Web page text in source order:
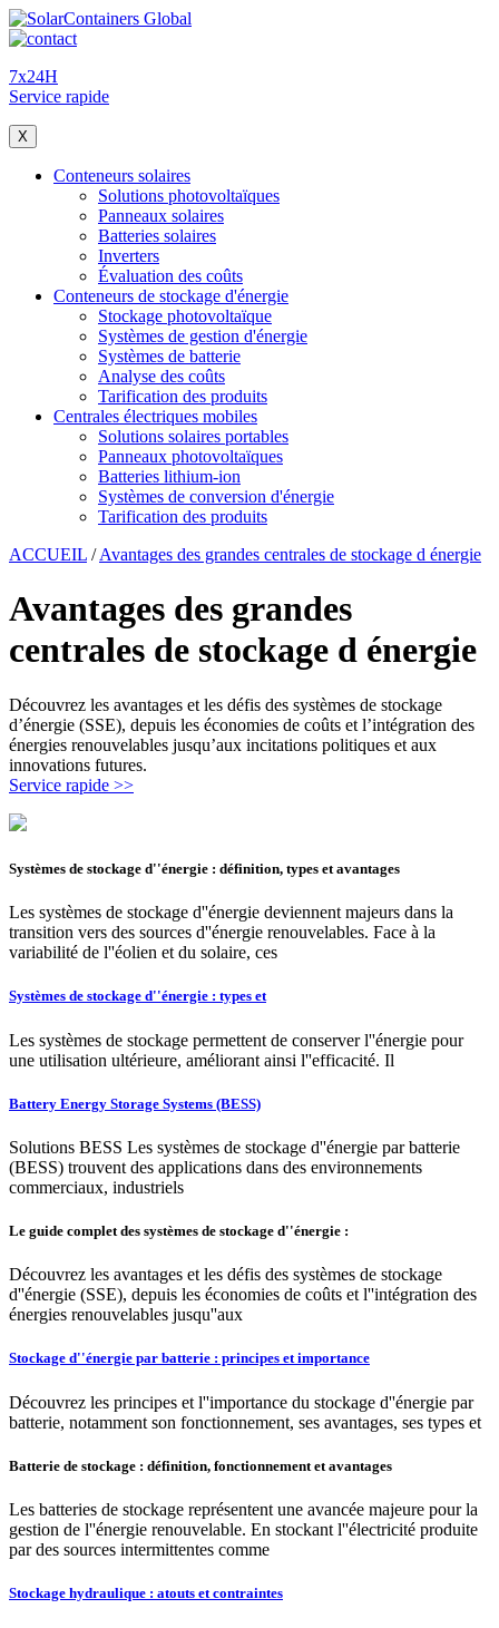
7x24H
Service rapide
X
Conteneurs solaires
Solutions photovoltaïques
Panneaux solaires
Batteries solaires
Inverters
Évaluation des coûts
Conteneurs de stockage d'énergie
Stockage photovoltaïque
Systèmes de gestion d'énergie
Systèmes de batterie
Analyse des coûts
Tarification des produits
Centrales électriques mobiles
Solutions solaires portables
Panneaux photovoltaïques
Batteries lithium-ion
Systèmes de conversion d'énergie
Tarification des produits
ACCUEIL /Avantages des grandes centrales de stockage d énergie
Avantages des grandes
centrales de stockage d énergie
Découvrez les avantages et les défis des systèmes de stockage
d’énergie (SSE), depuis les économies de coûts et l’intégration des
énergies renouvelables jusqu’aux incitations politiques et aux
innovations futures.
Service rapide >>
Systèmes de stockage d''énergie : définition, types et avantages
Les systèmes de stockage d''énergie deviennent majeurs dans la
transition vers des sources d''énergie renouvelables. Face à la
variabilité de l''éolien et du solaire, ces
Systèmes de stockage d''énergie : types et
Les systèmes de stockage permettent de conserver l''énergie pour
une utilisation ultérieure, améliorant ainsi l''efficacité. Il
Battery Energy Storage Systems (BESS)
Solutions BESS Les systèmes de stockage d''énergie par batterie
(BESS) trouvent des applications dans des environnements
commerciaux, industriels
Le guide complet des systèmes de stockage d''énergie :
Découvrez les avantages et les défis des systèmes de stockage
d''énergie (SSE), depuis les économies de coûts et l''intégration des
énergies renouvelables jusqu''aux
Stockage d''énergie par batterie : principes et importance
Découvrez les principes et l''importance du stockage d''énergie par
batterie, notamment son fonctionnement, ses avantages, ses types et
Batterie de stockage : définition, fonctionnement et avantages
Les batteries de stockage représentent une avancée majeure pour la
gestion de l''énergie renouvelable. En stockant l''électricité produite
par des sources intermittentes comme
Stockage hydraulique : atouts et contraintes